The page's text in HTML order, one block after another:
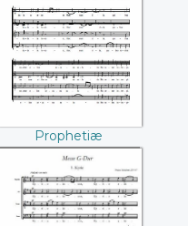
Sibyllarum -
Carmina
Chromatico
(Roland de Lassus)
Prophetiæ
Sibyllarum - Carmina
Chromatico (Roland
de Lassus)
Messe N°2 en sol